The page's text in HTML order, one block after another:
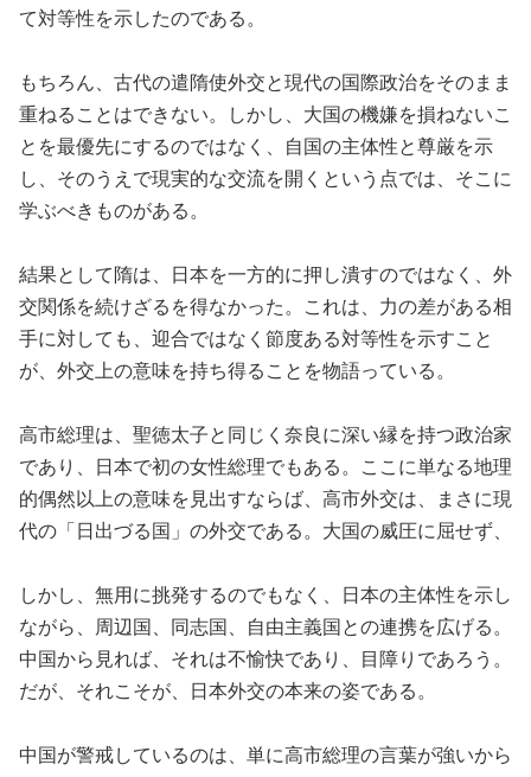
て対等性を示したのである。
もちろん、古代の遣隋使外交と現代の国際政治をそのまま
重ねることはできない。しかし、大国の機嫌を損ねないこ
とを最優先にするのではなく、自国の主体性と尊厳を示
し、そのうえで現実的な交流を開くという点では、そこに
学ぶべきものがある。
結果として隋は、日本を一方的に押し潰すのではなく、外
交関係を続けざるを得なかった。これは、力の差がある相
手に対しても、迎合ではなく節度ある対等性を示すこと
が、外交上の意味を持ち得ることを物語っている。
高市総理は、聖徳太子と同じく奈良に深い縁を持つ政治家
であり、日本で初の女性総理でもある。ここに単なる地理
的偶然以上の意味を見出すならば、高市外交は、まさに現
代の「日出づる国」の外交である。大国の威圧に屈せず、
しかし、無用に挑発するのでもなく、日本の主体性を示し
ながら、周辺国、同志国、自由主義国との連携を広げる。
中国から見れば、それは不愉快であり、目障りであろう。
だが、それこそが、日本外交の本来の姿である。
中国が警戒しているのは、単に高市総理の言葉が強いから